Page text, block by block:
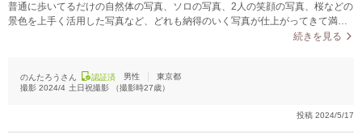
普通に歩いてるだけの自然体の写真、ソロの写真、2人の笑顔の写真、桜などの
景色を上手く活用した写真など、どれも納得のいく写真が仕上がってきて満足
です。自分達では思いつかないような写真の写り方も教えてくれて、照れなが
続きを見る
のんたろうさん 認証済 男性
東京都
撮影 2024/4 土日祝撮影 （撮影時27歳）
投稿 2024/5/17